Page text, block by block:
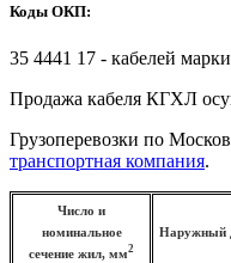
Коды ОКП:
35 4441 17 - кабелей
Продажа кабеля КГХЛ
Грузоперевозки по
транспортная компания.
Число и
номинальное
сечение жил, мм2
Наружный